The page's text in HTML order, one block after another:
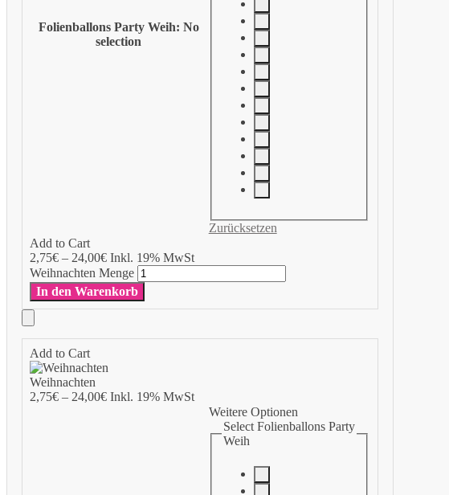
Add to Cart
2,75€– 24,00€Inkl. 19% MwSt
Folienballons Party Weih: No
selection
Zurücksetzen
Weihnachten Menge
In den Warenkorb
Add to Cart
Weihnachten
2,75€– 24,00€Inkl. 19% MwSt
Weitere Optionen
Select Folienballons Party
Weih